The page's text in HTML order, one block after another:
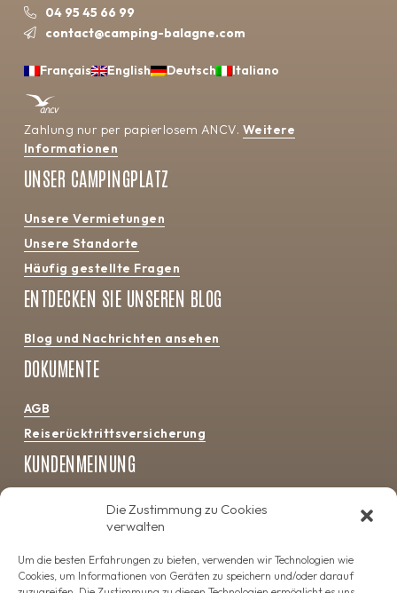
Die Zustimmung zu Cookies
verwalten
Um die besten Erfahrungen zu bieten, verwenden wir Technologien wie
Cookies, um Informationen von Geräten zu speichern und/oder darauf
04 95 45 66 99
contact@camping-balagne.com
Français English Deutsch Italiano
Zahlung nur per papierlosem ANCV. Weitere
Informationen
UNSER CAMPINGPLATZ
Unsere Vermietungen
Unsere Standorte
Häufig gestellte Fragen
ENTDECKEN SIE UNSEREN BLOG
Blog und Nachrichten ansehen
DOKUMENTE
AGB
Reiserücktrittsversicherung
KUNDENMEINUNG